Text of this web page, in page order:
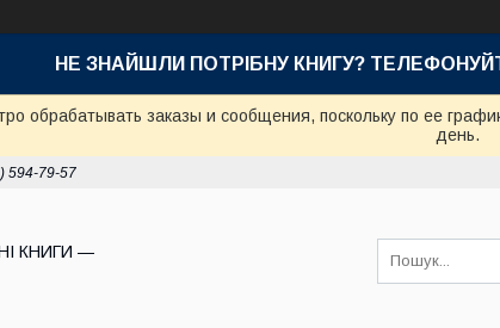
НЕ ЗНАЙШЛИ ПОТРІБНУ КНИГУ?
обрабатывать заказы и сообщения, поскольку по ее
день.
594-79-57
КНИГИ —